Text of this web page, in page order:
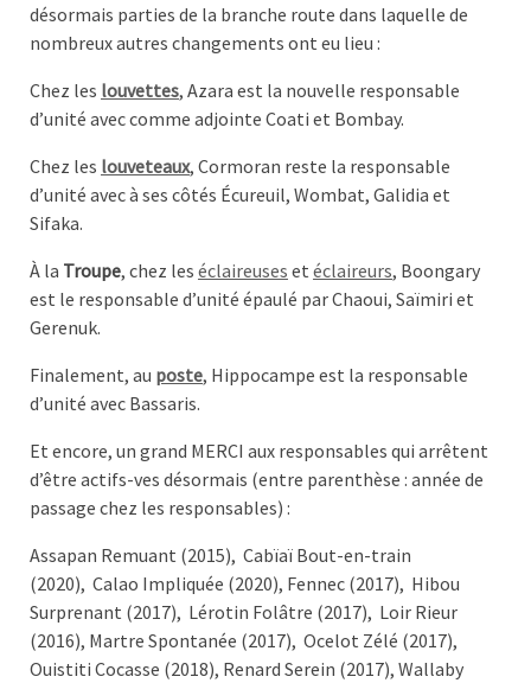
désormais parties de la branche route dans laquelle de
nombreux autres changements ont eu lieu :
Chez les louvettes, Azara est la nouvelle responsable
d’unité avec comme adjointe Coati et Bombay.
Chez les louveteaux, Cormoran reste la responsable
d’unité avec à ses côtés Écureuil, Wombat, Galidia et
Sifaka.
À la Troupe, chez les éclaireuses et éclaireurs, Boongary
est le responsable d’unité épaulé par Chaoui, Saïmiri et
Gerenuk.
Finalement, au poste, Hippocampe est la responsable
d’unité avec Bassaris.
Et encore, un grand MERCI aux responsables qui arrêtent
d’être actifs-ves désormais (entre parenthèse : année de
passage chez les responsables) :
Assapan Remuant (2015), Cabïaï Bout-en-train
(2020), Calao Impliquée (2020), Fennec (2017), Hibou
Surprenant (2017), Lérotin Folâtre (2017), Loir Rieur
(2016), Martre Spontanée (2017), Ocelot Zélé (2017),
Ouistiti Cocasse (2018), Renard Serein (2017), Wallaby